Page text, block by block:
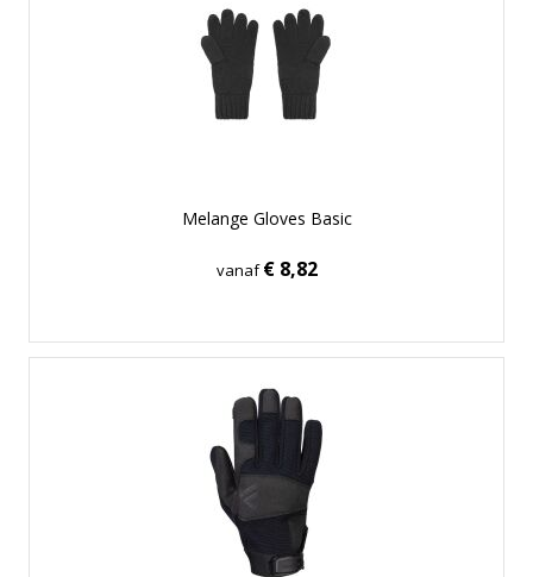
Melange Gloves Basic
vanaf€ 8,82